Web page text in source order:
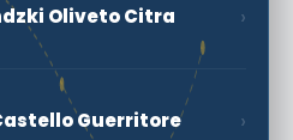
Oliveto Citra ›
Guerritore ›